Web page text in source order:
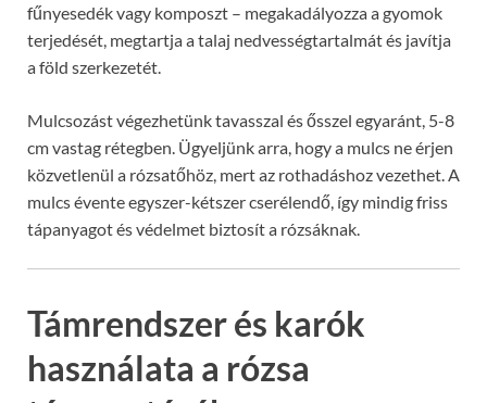
fűnyesedék vagy komposzt – megakadályozza a gyomok
terjedését, megtartja a talaj nedvességtartalmát és javítja
a föld szerkezetét.
Mulcsozást végezhetünk tavasszal és ősszel egyaránt, 5-8
cm vastag rétegben. Ügyeljünk arra, hogy a mulcs ne érjen
közvetlenül a rózsatőhöz, mert az rothadáshoz vezethet. A
mulcs évente egyszer-kétszer cserélendő, így mindig friss
tápanyagot és védelmet biztosít a rózsáknak.
Támrendszer és karók
használata a rózsa